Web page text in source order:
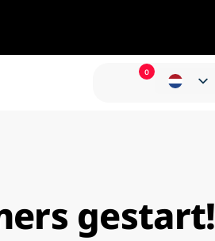
0
gestart!